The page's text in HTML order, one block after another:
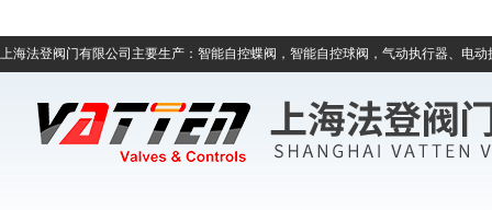
上海法登阀门有限公司主要生产：智能自控蝶阀，智能自控球阀，气动执行器、电